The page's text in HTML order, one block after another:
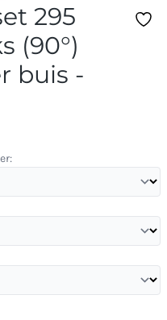
295
(90°)
buis -